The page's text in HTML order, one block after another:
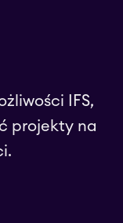
IFS,
projekty na